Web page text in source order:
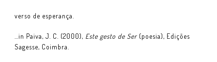
verso de esperança.
…in Paiva, J. C. (2000), Este gesto de Ser (poesia), Edições
Sagesse, Coimbra.